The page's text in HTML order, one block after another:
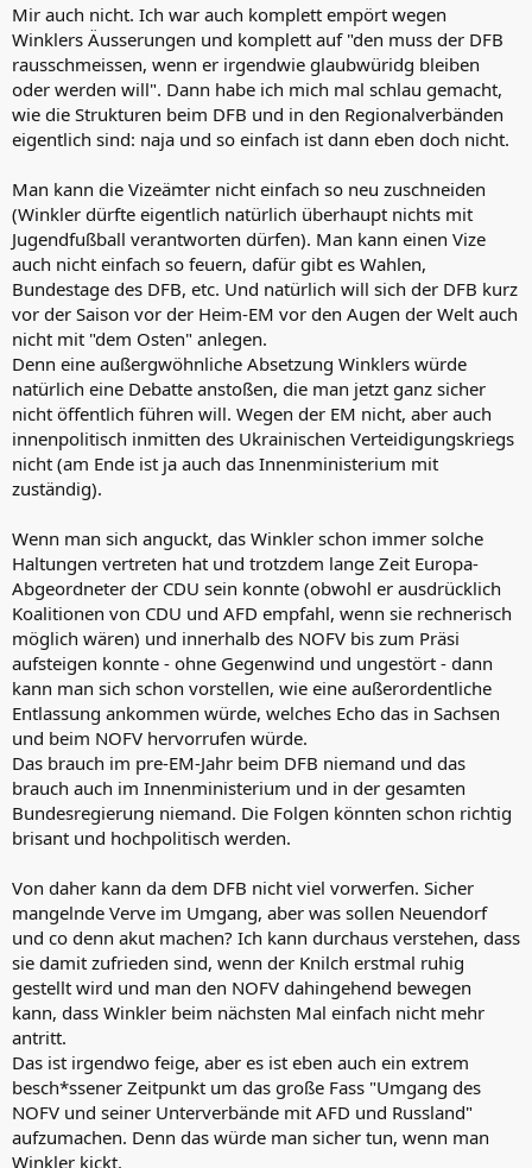
Mir auch nicht. Ich war auch komplett empört wegen
Winklers Äusserungen und komplett auf "den muss der DFB
rausschmeissen, wenn er irgendwie glaubwüridg bleiben
oder werden will". Dann habe ich mich mal schlau gemacht,
wie die Strukturen beim DFB und in den Regionalverbänden
eigentlich sind: naja und so einfach ist dann eben doch nicht.
Man kann die Vizeämter nicht einfach so neu zuschneiden
(Winkler dürfte eigentlich natürlich überhaupt nichts mit
Jugendfußball verantworten dürfen). Man kann einen Vize
auch nicht einfach so feuern, dafür gibt es Wahlen,
Bundestage des DFB, etc. Und natürlich will sich der DFB kurz
vor der Saison vor der Heim-EM vor den Augen der Welt auch
nicht mit "dem Osten" anlegen.
Denn eine außergwöhnliche Absetzung Winklers würde
natürlich eine Debatte anstoßen, die man jetzt ganz sicher
nicht öffentlich führen will. Wegen der EM nicht, aber auch
innenpolitisch inmitten des Ukrainischen Verteidigungskriegs
nicht (am Ende ist ja auch das Innenministerium mit
zuständig).
Wenn man sich anguckt, das Winkler schon immer solche
Haltungen vertreten hat und trotzdem lange Zeit Europa-
Abgeordneter der CDU sein konnte (obwohl er ausdrücklich
Koalitionen von CDU und AFD empfahl, wenn sie rechnerisch
möglich wären) und innerhalb des NOFV bis zum Präsi
aufsteigen konnte - ohne Gegenwind und ungestört - dann
kann man sich schon vorstellen, wie eine außerordentliche
Entlassung ankommen würde, welches Echo das in Sachsen
und beim NOFV hervorrufen würde.
Das brauch im pre-EM-Jahr beim DFB niemand und das
brauch auch im Innenministerium und in der gesamten
Bundesregierung niemand. Die Folgen könnten schon richtig
brisant und hochpolitisch werden.
Von daher kann da dem DFB nicht viel vorwerfen. Sicher
mangelnde Verve im Umgang, aber was sollen Neuendorf
und co denn akut machen? Ich kann durchaus verstehen, dass
sie damit zufrieden sind, wenn der Knilch erstmal ruhig
gestellt wird und man den NOFV dahingehend bewegen
kann, dass Winkler beim nächsten Mal einfach nicht mehr
antritt.
Das ist irgendwo feige, aber es ist eben auch ein extrem
besch*ssener Zeitpunkt um das große Fass "Umgang des
NOFV und seiner Unterverbände mit AFD und Russland"
aufzumachen. Denn das würde man sicher tun, wenn man
Winkler kickt.